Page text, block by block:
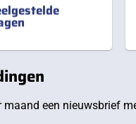
een nieuwsbrief